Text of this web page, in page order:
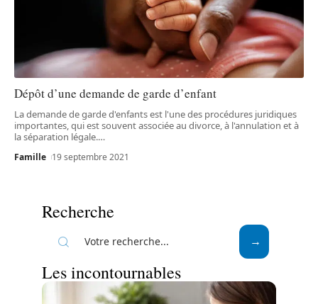
Dépôt d’une demande de garde d’enfant
La demande de garde d'enfants est l'une des procédures juridiques
importantes, qui est souvent associée au divorce, à l'annulation et à
la séparation légale.…
Famille 19 septembre 2021
Recherche
Les incontournables